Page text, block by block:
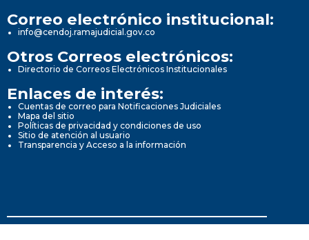
Correo electrónico institucional:
info@cendoj.ramajudicial.gov.co
Otros Correos electrónicos:
Directorio de Correos Electrónicos Institucionales
Enlaces de interés:
Cuentas de correo para Notificaciones Judiciales
Mapa del sitio
Políticas de privacidad y condiciones de uso
Sitio de atención al usuario
Transparencia y Acceso a la información